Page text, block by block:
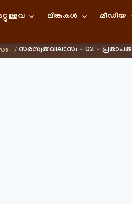
ലിങ്കുകള്‍ മീഡിയ
/ സരസ്വതീവിലാസഃ - 02 -